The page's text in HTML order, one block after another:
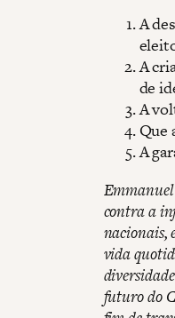
A
A
de
A
Que
A
contra a
nacionais,
vida
futuro do